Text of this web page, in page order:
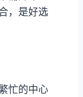
，是好选
忙的中心